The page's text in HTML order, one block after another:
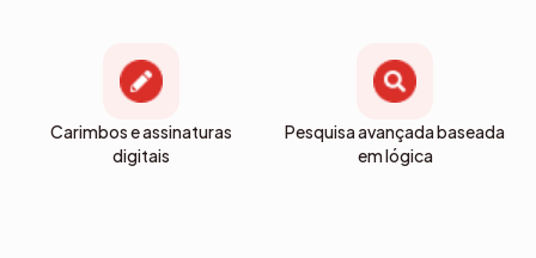
Carimbos e assinaturas
digitais
Pesquisa avançada baseada
em lógica